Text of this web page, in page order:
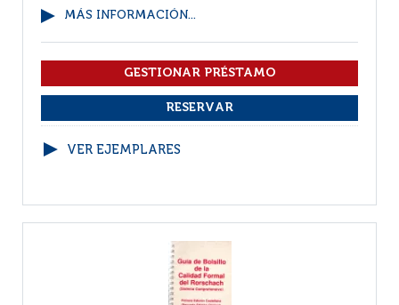
MÁS INFORMACIÓN...
VER EJEMPLARES